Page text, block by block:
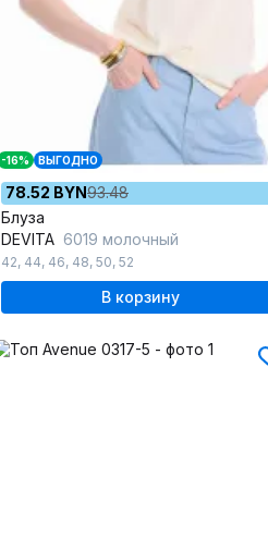
-16% ВЫГОДНО
78.52 BYN93.48
Блуза
DEVITA 6019 молочный
42, 44, 46, 48, 50, 52
В корзину